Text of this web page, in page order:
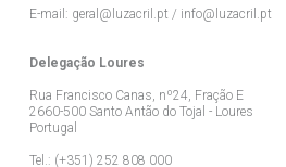
E-mail: geral@luzacril.pt/ info@luzacril.pt
Delegação Loures
Rua Francisco Canas, nº24, Fração E
2660-500 Santo Antão do Tojal - Loures
Portugal
Tel.: (+351) 252 808 000